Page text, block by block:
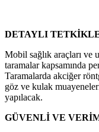
DETAYLI
Mobil sağlık araçları ve
taramalar kapsamında
Taramalarda akciğer
göz ve kulak
yapılacak.
GÜVENLİ VE